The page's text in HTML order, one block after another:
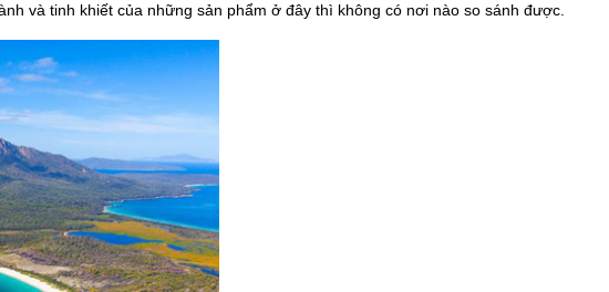
và tinh khiết của những sản phẩm ở đây thì không có nơi nào so sánh được.